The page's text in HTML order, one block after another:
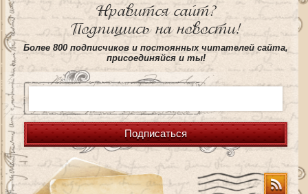
Нравится сайт?
Подпишись на новости!
Более 800 подписчиков и постоянных читателей сайта,
присоединяйся и ты!
Подписаться